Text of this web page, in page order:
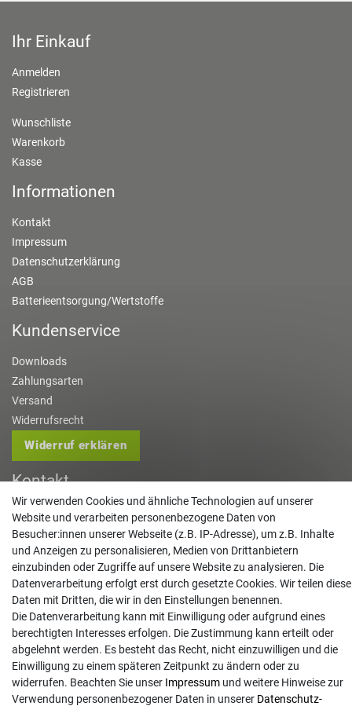
Ihr Einkauf
Anmelden
Registrieren
Wunschliste
Warenkorb
Kasse
Informationen
Kontakt
Impressum
Datenschutzerklärung
AGB
Batterieentsorgung/Wertstoffe
Kundenservice
Downloads
Zahlungsarten
Versand
Widerrufsrecht
Widerruf erklären
Kontakt
info@gartentechnik-hansen.de
0481 8565-0
Mo. - Do. 08:00 - 17:00 | Fr. 8:00 - 15:00
Anrufe aus dem dt. Festnetz zum Ortstarif, Preise aus dem Mobilfunknetz ggf.
abweichend (abhängig vom Provider).
Wir verwenden Cookies und ähnliche Technologien auf unserer
Website und verarbeiten personenbezogene Daten von
Besucher:innen unserer Webseite (z.B. IP-Adresse), um z.B. Inhalte
und Anzeigen zu personalisieren, Medien von Drittanbietern
einzubinden oder Zugriffe auf unsere Website zu analysieren. Die
Datenverarbeitung erfolgt erst durch gesetzte Cookies. Wir teilen diese
Daten mit Dritten, die wir in den Einstellungen benennen.
Die Datenverarbeitung kann mit Einwilligung oder aufgrund eines
berechtigten Interesses erfolgen. Die Zustimmung kann erteilt oder
abgelehnt werden. Es besteht das Recht, nicht einzuwilligen und die
Einwilligung zu einem späteren Zeitpunkt zu ändern oder zu
widerrufen. Beachten Sie unser Impressum und weitere Hinweise zur
Verwendung personenbezogener Daten in unserer Daten­schutz­